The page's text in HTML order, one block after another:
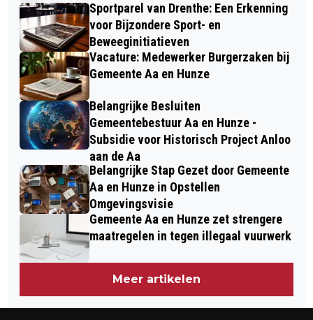
Sportparel van Drenthe: Een Erkenning
voor Bijzondere Sport- en
Beweeginitiatieven
Vacature: Medewerker Burgerzaken bij
Gemeente Aa en Hunze
Belangrijke Besluiten
Gemeentebestuur Aa en Hunze -
Subsidie voor Historisch Project Anloo
aan de Aa
Belangrijke Stap Gezet door Gemeente
Aa en Hunze in Opstellen
Omgevingsvisie
Gemeente Aa en Hunze zet strengere
maatregelen in tegen illegaal vuurwerk
Meer artikelen